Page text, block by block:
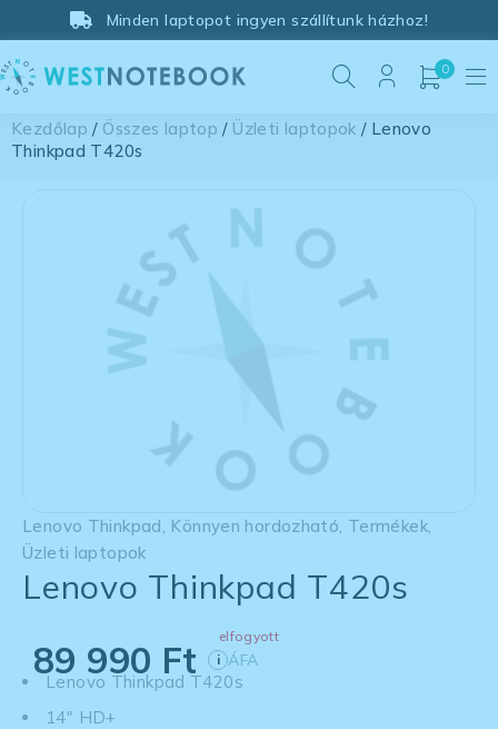
Minden laptopot ingyen szállítunk házhoz!
0
Kezdőlap / Összes laptop / Üzleti laptopok / Lenovo
Thinkpad T420s
Lenovo Thinkpad Könnyen hordozható Termékek,
Üzleti laptopok
Lenovo Thinkpad T420s
elfogyott
89 990 Ft i ÁFA
Lenovo Thinkpad T420s
14" HD+